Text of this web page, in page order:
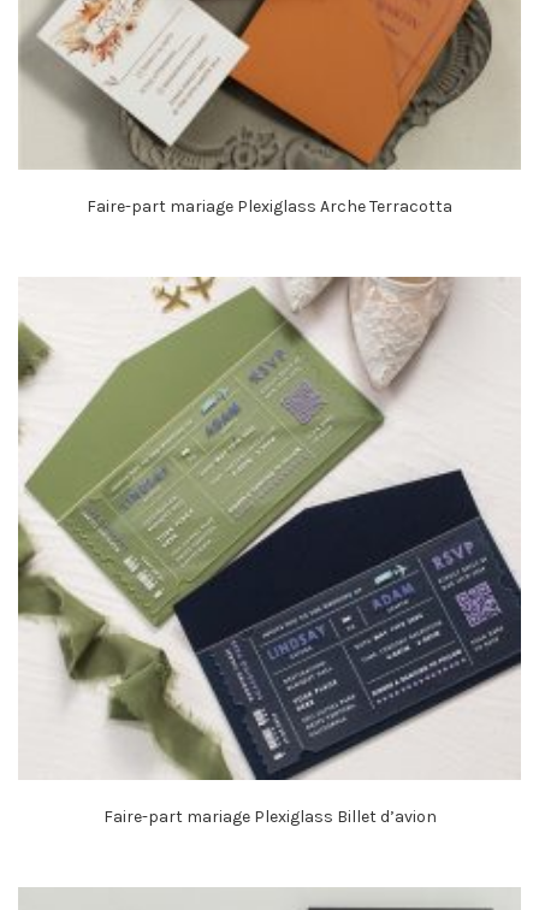
Faire-part mariage Plexiglass Arche Terracotta
Faire-part mariage Plexiglass Billet d’avion